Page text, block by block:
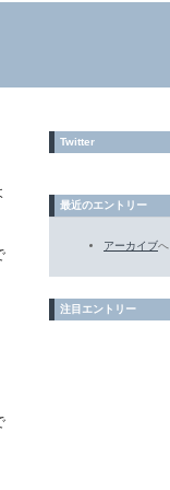
Twitter
最近のエントリー
アーカイブへ
注目エントリー